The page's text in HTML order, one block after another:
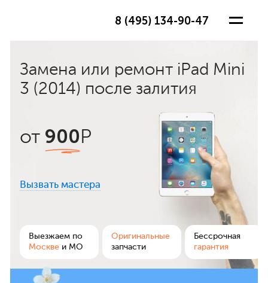
8 (495) 134-90-47
Замена или ремонт iPad Mini
3 (2014) после залития
от 900 Р
Вызвать мастера
Выезжаем по
Москве и МО
Оригинальные
запчасти
Бессрочная
гарантия